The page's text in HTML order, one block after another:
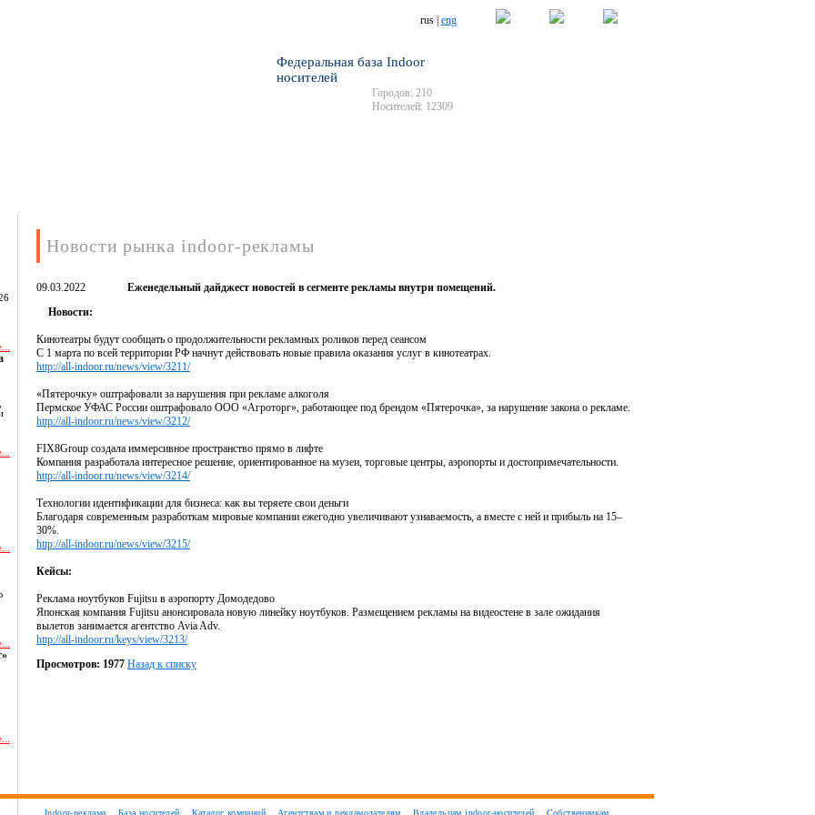
rus | eng
Федеральная база Indoor
носителей
Городов: 210
Носителей: 12309
Новости рынка indoor-рекламы
09.03.2022
Еженедельный дайджест новостей в сегменте рекламы внутри помещений.
Новости:
Кинотеатры будут сообщать о продолжительности рекламных роликов перед сеансом
С 1 марта по всей территории РФ начнут действовать новые правила оказания услуг в кинотеатрах.
http://all-indoor.ru/news/view/3211/
«Пятерочку» оштрафовали за нарушения при рекламе алкоголя
Пермское УФАС России оштрафовало ООО «Агроторг», работающее под брендом «Пятерочка», за нарушение закона о рекламе.
http://all-indoor.ru/news/view/3212/
FIX8Group создала иммерсивное пространство прямо в лифте
Компания разработала интересное решение, ориентированное на музеи, торговые центры, аэропорты и достопримечательности.
http://all-indoor.ru/news/view/3214/
Технологии идентификации для бизнеса: как вы теряете свои деньги
Благодаря современным разработкам мировые компании ежегодно увеличивают узнаваемость, а вместе с ней и прибыль на 15–
30%.
http://all-indoor.ru/news/view/3215/
Кейсы:
Реклама ноутбуков Fujitsu в аэропорту Домодедово
Японская компания Fujitsu анонсировала новую линейку ноутбуков. Размещением рекламы на видеостене в зале ожидания
вылетов занимается агентство Avia Adv.
http://all-indoor.ru/keys/view/3213/
Просмотров: 1977 Назад к списку
Indoor-реклама База носителей Каталог компаний Агентствам и рекламодателям Владельцам indoor-носителей Собственникам